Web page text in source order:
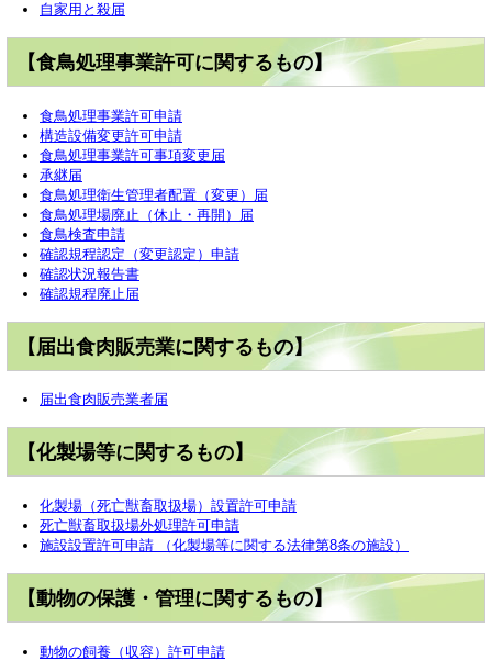
自家用と殺届
【食鳥処理事業許可に関するもの】
食鳥処理事業許可申請
構造設備変更許可申請
食鳥処理事業許可事項変更届
承継届
食鳥処理衛生管理者配置（変更）届
食鳥処理場廃止（休止・再開）届
食鳥検査申請
確認規程認定（変更認定）申請
確認状況報告書
確認規程廃止届
【届出食肉販売業に関するもの】
届出食肉販売業者届
【化製場等に関するもの】
化製場（死亡獣畜取扱場）設置許可申請
死亡獣畜取扱場外処理許可申請
施設設置許可申請 （化製場等に関する法律第8条の施設）
【動物の保護・管理に関するもの】
動物の飼養（収容）許可申請